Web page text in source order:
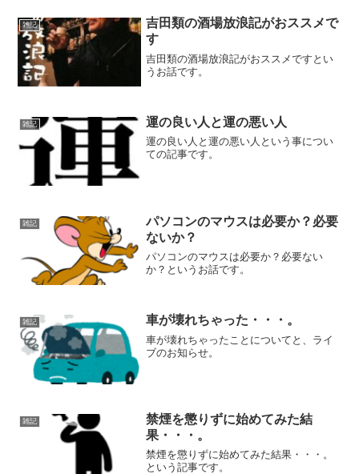
雑記
吉田類の酒場放浪記がおススメで
す
吉田類の酒場放浪記がおススメですとい
うお話です。
雑記 運の良い人と運の悪い人
運の良い人と運の悪い人という事につい
ての記事です。
雑記
パソコンのマウスは必要か？必要
ないか？
パソコンのマウスは必要か？必要ない
か？というお話です。
雑記 車が壊れちゃった・・・。
車が壊れちゃったことについてと、ライ
ブのお知らせ。
雑記
禁煙を懲りずに始めてみた結
果・・・。
禁煙を懲りずに始めてみた結果・・・。
という記事です。